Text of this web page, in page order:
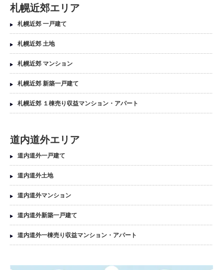
札幌近郊エリア
札幌近郊 一戸建て
札幌近郊 土地
札幌近郊 マンション
札幌近郊 新築一戸建て
札幌近郊 １棟売り収益マンション・アパート
道内道外エリア
道内道外一戸建て
道内道外土地
道内道外マンション
道内道外新築一戸建て
道内道外一棟売り収益マンション・アパート